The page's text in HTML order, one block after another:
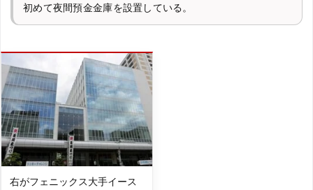
初めて夜間預金金庫を設置している。
右がフェニックス大手イース